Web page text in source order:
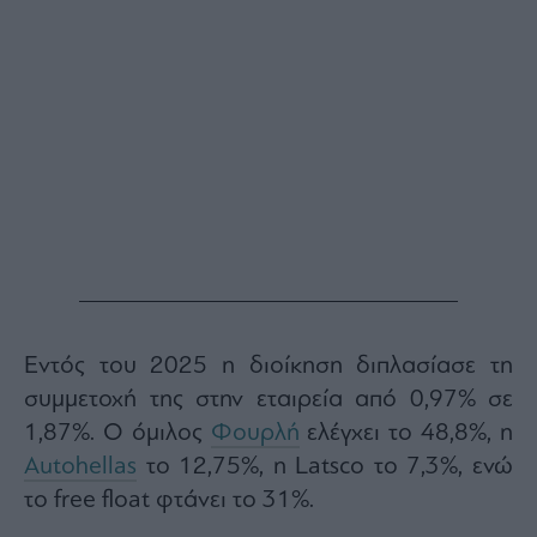
Εντός του 2025 η διοίκηση διπλασίασε τη
συμμετοχή της στην εταιρεία από 0,97% σε
1,87%. Ο όμιλος Φουρλή ελέγχει το 48,8%, η
Autohellas το 12,75%, η Latsco το 7,3%, ενώ
το free float φτάνει το 31%.